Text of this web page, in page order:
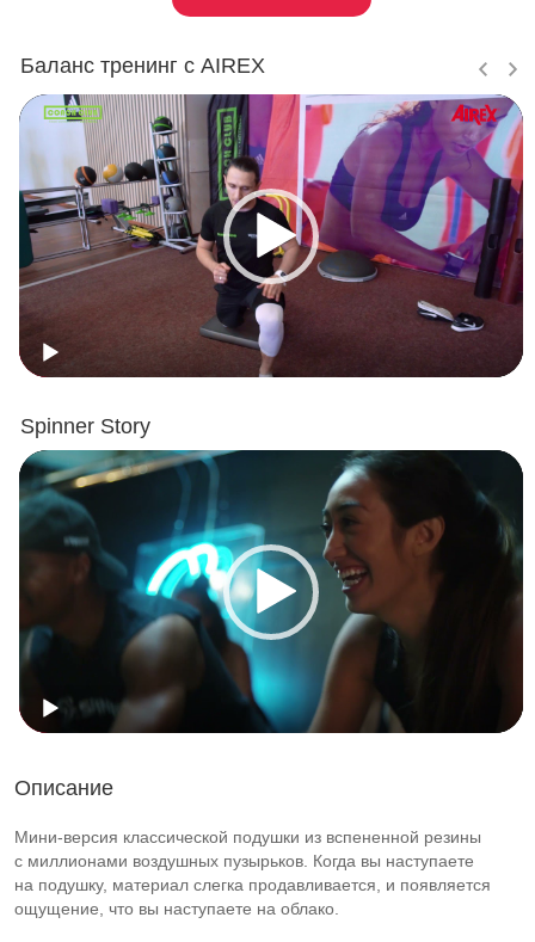
Баланс тренинг с AIREX
Spinner Story
Описание
Мини-версия классической подушки из вспененной резины
с миллионами воздушных пузырьков. Когда вы наступаете
на подушку, материал слегка продавливается, и появляется
ощущение, что вы наступаете на облако.